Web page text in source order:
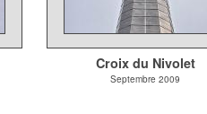
Croix du Nivolet
Septembre 2009